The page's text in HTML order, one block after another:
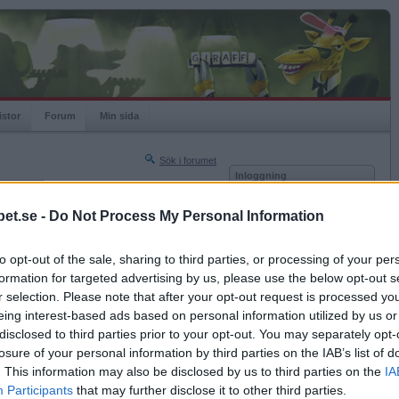
- Do Not Process My Personal Information
opt-out of the sale, sharing to third parties, or processing of your
for targeted advertising by us, please use the below opt-out
selection. Please note that after your opt-out request is processed
interest-based ads based on personal information utilized by us
to third parties prior to your opt-out. You may separately
of your personal information by third parties on the IAB’s list of
This information may also be disclosed by us to third parties on the
Participants that may further disclose it to other third parties.
Forum Min sida
Sök i forumet
Nästa sida »
2005-10-19 19:24
2005-10-19 19:37
Inloggning
Kom ihåg mig
Glömt ditt lösenord?
Få ny aktiveringslänk
Betapet är gratis!